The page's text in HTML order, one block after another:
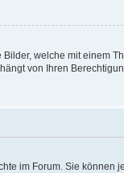
welche mit einem
von Ihren
im Forum. Sie können